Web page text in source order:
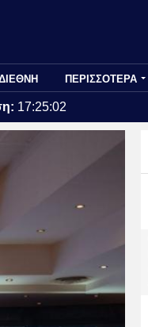
ΠΕΡΙΣΣΟΤΕΡΑ
17:25:02